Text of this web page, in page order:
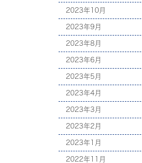
2023年10月
2023年9月
2023年8月
2023年6月
2023年5月
2023年4月
2023年3月
2023年2月
2023年1月
2022年11月